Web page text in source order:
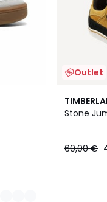
Outlet
Stone
60,00 €